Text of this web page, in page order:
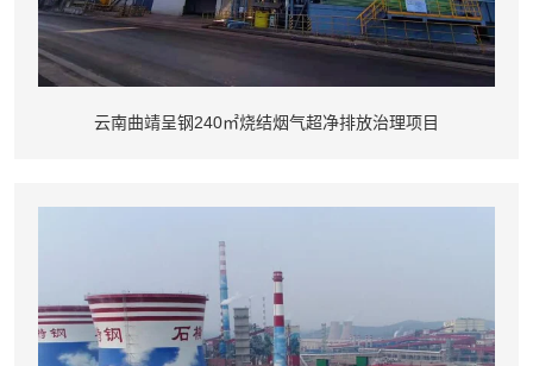
云南曲靖呈钢240㎡烧结烟气超净排放治理项目